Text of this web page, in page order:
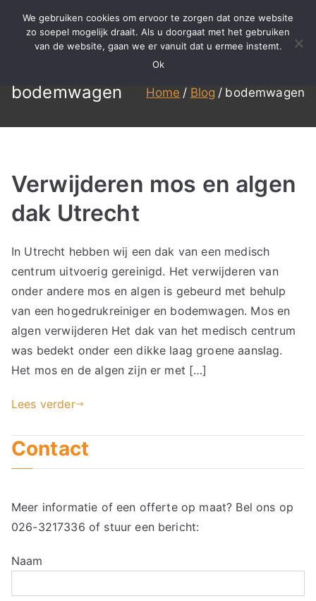
BBS
Reinigen
Meer dan 15 jaar ervaring in
specialistisch reinigen,
bodemwagen Home Blog bodemwagen
Verwijderen mos en algen
dak Utrecht
In Utrecht hebben wij een dak van een medisch
centrum uitvoerig gereinigd. Het verwijderen van
onder andere mos en algen is gebeurd met behulp
van een hogedrukreiniger en bodemwagen. Mos en
algen verwijderen Het dak van het medisch centrum
was bedekt onder een dikke laag groene aanslag.
Het mos en de algen zijn er met […]
Lees verder
Contact
Meer informatie of een offerte op maat? Bel ons op
026-3217336 of stuur een bericht:
Naam
We gebruiken cookies om ervoor te zorgen dat onze website
zo soepel mogelijk draait. Als u doorgaat met het gebruiken
van de website, gaan we er vanuit dat u ermee instemt.
Ok